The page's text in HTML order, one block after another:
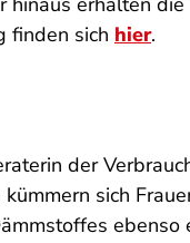
finden sich hier.
der
sich